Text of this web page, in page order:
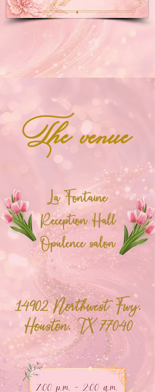
The venue
La Fontaine
Reception Hall
Opulence salon
14902 Northwest Fwy,
Houston, TX 77040